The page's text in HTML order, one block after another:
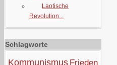
Laotische
Revolution...
Schlagworte
Kommunismus Frieden